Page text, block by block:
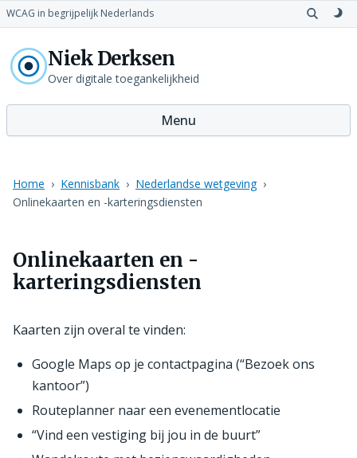
WCAG in begrijpelijk Nederlands
Open
Niek Derksen
Over digitale toegankelijkheid
Menu
Home Kennisbank
Nederlandse wetgeving
Onlinekaarten en -karteringsdiensten
Onlinekaarten en -
karteringsdiensten
Kaarten zijn overal te vinden:
Google Maps op je contactpagina (“Bezoek ons
kantoor”)
Routeplanner naar een evenementlocatie
“Vind een vestiging bij jou in de buurt”